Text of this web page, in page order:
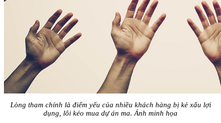
Lòng tham chính là điểm yếu của nhiều khách hàng bị kẻ xấu lợi
dụng, lôi kéo mua dự án ma. Ảnh minh họa